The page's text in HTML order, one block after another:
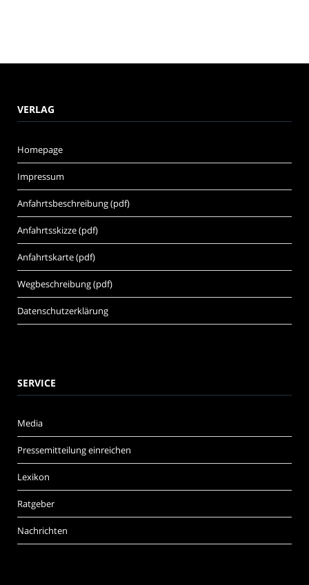
VERLAG
Homepage
Impressum
Anfahrtsbeschreibung (pdf)
Anfahrtsskizze (pdf)
Anfahrtskarte (pdf)
Wegbeschreibung (pdf)
Datenschutzerklärung
SERVICE
Media
Pressemitteilung einreichen
Lexikon
Ratgeber
Nachrichten